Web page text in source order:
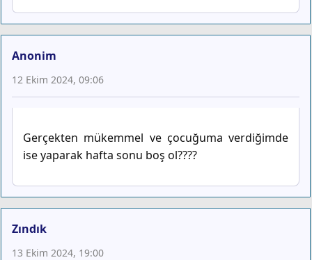
Anonim
12 Ekim 2024, 09:06
Gerçekten mükemmel ve çocuğuma verdiğimde
ise yaparak hafta sonu boş ol????
Zındık
13 Ekim 2024, 19:00